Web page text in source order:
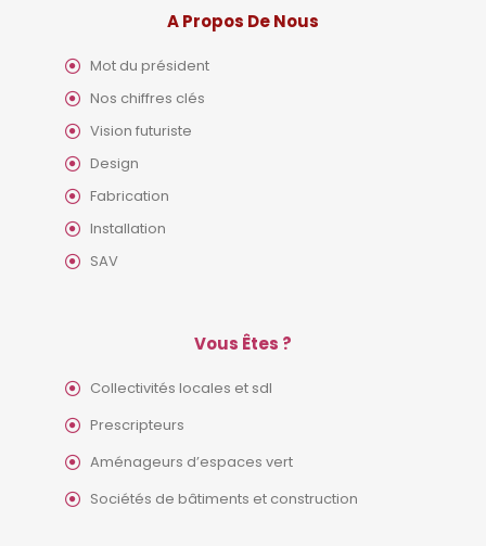
A Propos De Nous
Mot du président
Nos chiffres clés
Vision futuriste
Design
Fabrication
Installation
SAV
Vous Êtes ?
Collectivités locales et sdl
Prescripteurs
Aménageurs d’espaces vert
Sociétés de bâtiments et construction